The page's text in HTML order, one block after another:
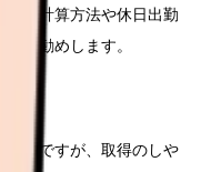
当の計算方法や休日出勤
お勧めします。
般的ですが、取得のしや